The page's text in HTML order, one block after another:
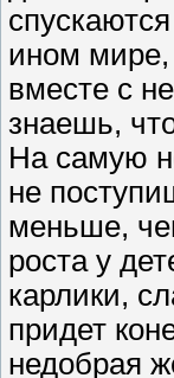
ином мире,
вместе с
знаешь,
На самую
не
меньше,
роста у
карлики,
придет
недобрая